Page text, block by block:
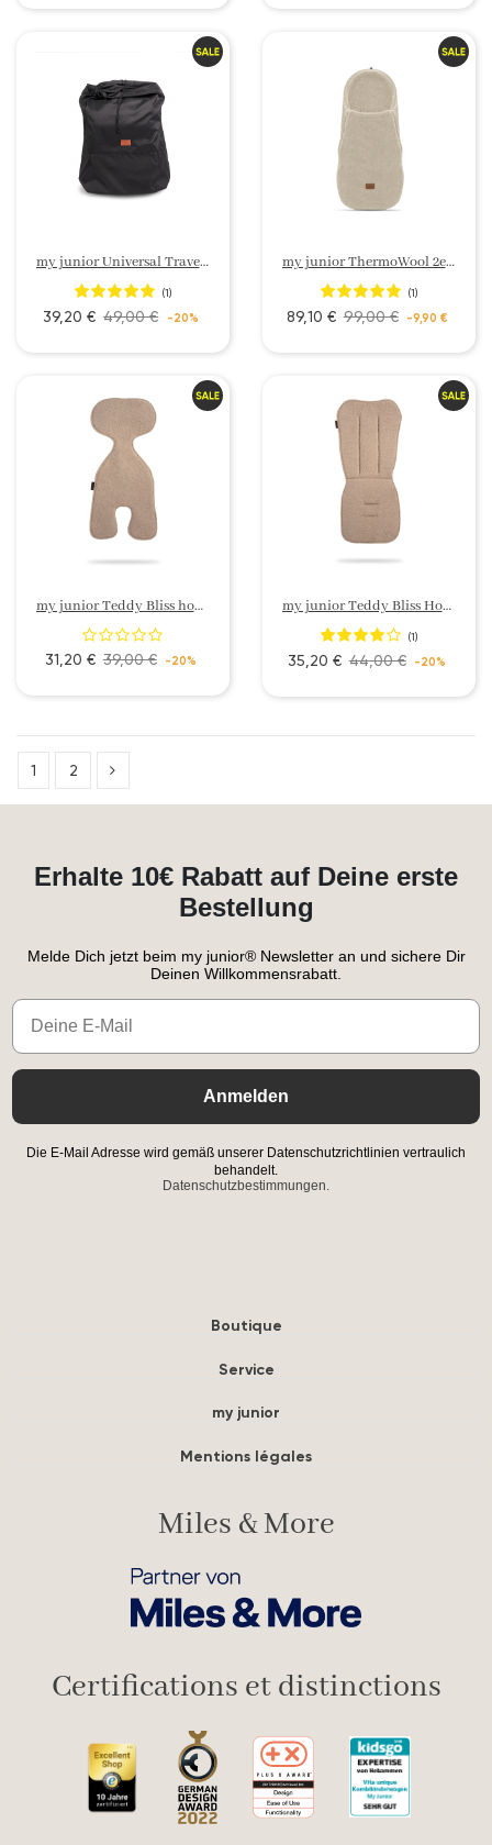
my junior Universal Travelbag poussette
(1)
39,20 € 49,00 € -20%
my junior ThermoWool 2en1 Chancelière Édition Cozy
(1)
89,10 € 99,00 € -9,90 €
my junior Teddy Bliss housse de siège auto pour enfant
31,20 € 39,00 € -20%
my junior Teddy Bliss Housse d´assise poussette
(1)
35,20 € 44,00 € -20%
1 2
Erhalte 10€ Rabatt auf Deine erste
Bestellung
Melde Dich jetzt beim my junior® Newsletter an und sichere Dir
Deinen Willkommensrabatt.
Email
Anmelden
Die E-Mail Adresse wird gemäß unserer Datenschutzrichtlinien vertraulich
behandelt.
Datenschutzbestimmungen.
Boutique
Service
my junior
Mentions légales
Miles & More
Certifications et distinctions